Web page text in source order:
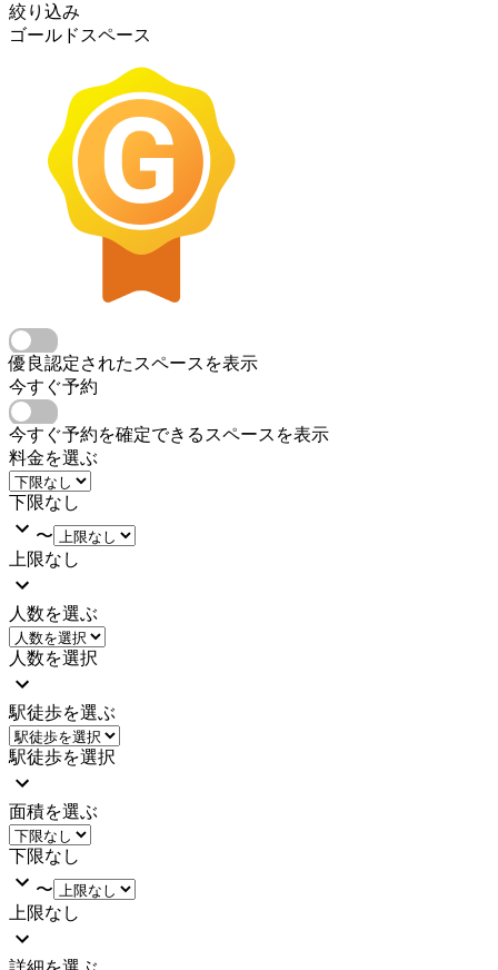
絞り込み
ゴールドスペース
優良認定されたスペースを表示
今すぐ予約
今すぐ予約を確定できるスペースを表示
料金を選ぶ
下限なし
〜
上限なし
人数を選ぶ
人数を選択
駅徒歩を選ぶ
駅徒歩を選択
面積を選ぶ
下限なし
〜
上限なし